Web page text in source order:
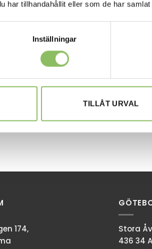
har tillhandahållit eller som de har
Inställningar
TILLÅT URVAL
174,
Stora
436 34